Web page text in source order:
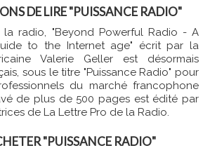
DE LIRE "PUISSANCE RADIO"
to the Internet age" écrit par la
Valerie Geller est désormais
sous le titre "Puissance Radio" pour
du marché francophone
de plus de 500 pages est édité par
de La Lettre Pro de la Radio.
"PUISSANCE RADIO"